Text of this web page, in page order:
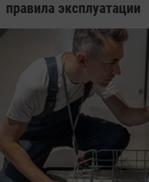
правила эксплуатации